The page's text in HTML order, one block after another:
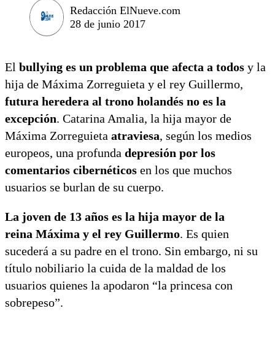
Redacción ElNueve.com
28 de junio 2017
El bullying es un problema que afecta a todos y la
hija de Máxima Zorreguieta y el rey Guillermo,
futura heredera al trono holandés no es la
excepción. Catarina Amalia, la hija mayor de
Máxima Zorreguieta atraviesa, según los medios
europeos, una profunda depresión por los
comentarios cibernéticos en los que muchos
usuarios se burlan de su cuerpo.
La joven de 13 años es la hija mayor de la
reina Máxima y el rey Guillermo. Es quien
sucederá a su padre en el trono. Sin embargo, ni su
título nobiliario la cuida de la maldad de los
usuarios quienes la apodaron “la princesa con
sobrepeso”.